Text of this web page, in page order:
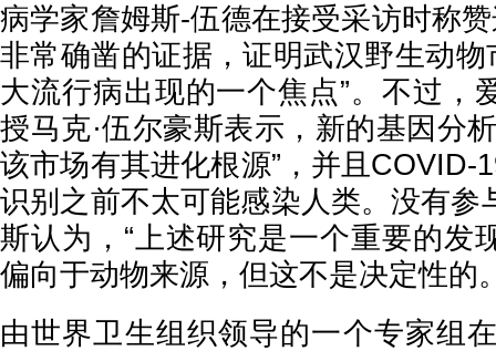
病学家詹姆斯-伍德在接受采访时称
非常确凿的证据，证明武汉野生动
大流行病出现的一个焦点”。不过，
授马克·伍尔豪斯表示，新的基因分
该市场有其进化根源”，并且COVID-
识别之前不太可能感染人类。没有参
斯认为，“上述研究是一个重要的发
偏向于动物来源，但这不是决定性的
由世界卫生组织领导的一个专家组